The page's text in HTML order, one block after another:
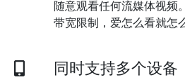
随意观看任何流媒体视频
带宽限制，爱怎么看就怎
同时支持多个设备